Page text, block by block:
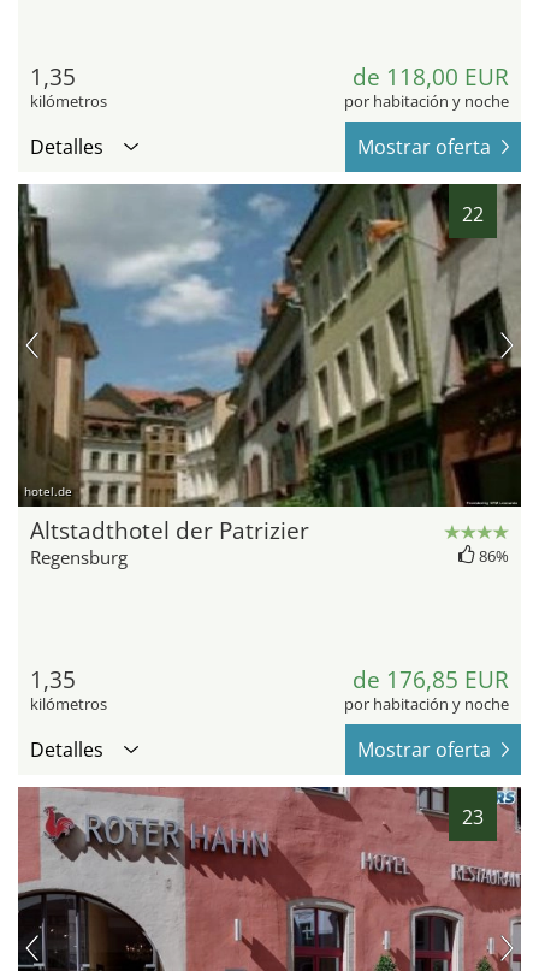
1,35
kilómetros
de 118,00 EUR
por habitación y noche
Detalles Mostrar oferta
22
hotel.de
Altstadthotel der Patrizier
Regensburg 86%
1,35
kilómetros
de 176,85 EUR
por habitación y noche
Detalles Mostrar oferta
23